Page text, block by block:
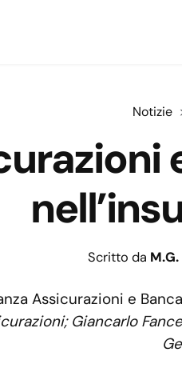
Notizie
Scritto da M.G.
Giancarlo